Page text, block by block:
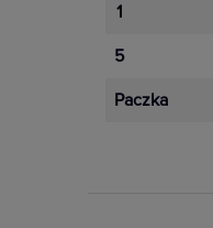
1
5
Paczka